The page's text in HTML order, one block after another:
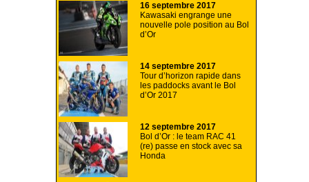
16 septembre 2017
Kawasaki engrange une
nouvelle pole position au Bol
d’Or
14 septembre 2017
Tour d’horizon rapide dans
les paddocks avant le Bol
d’Or 2017
12 septembre 2017
Bol d’Or : le team RAC 41
(re) passe en stock avec sa
Honda